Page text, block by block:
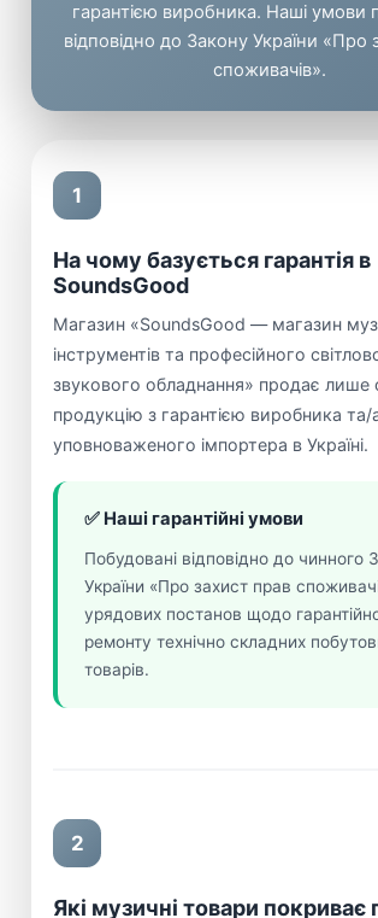
гарантією виробника. Наші умови
відповідно до Закону України «Про
споживачів».
1
На чому базується гарантія в
SoundsGood
Магазин «SoundsGood — магазин
інструментів та професійного
звукового обладнання» продає лише
продукцію з гарантією виробника та/
уповноваженого імпортера в Україні.
✅ Наші гарантійні умови
Побудовані відповідно до чинного
України «Про захист прав
урядових постанов щодо
ремонту технічно складних
товарів.
2
Які музичні товари покриває